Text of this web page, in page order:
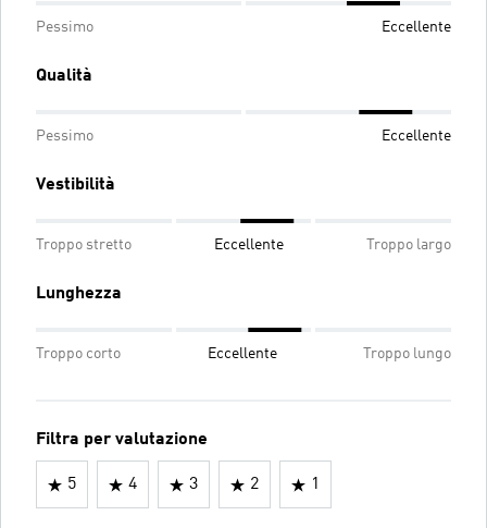
Pessimo Eccellente
Qualità
Pessimo Eccellente
Vestibilità
Troppo stretto Eccellente Troppo largo
Lunghezza
Troppo corto Eccellente Troppo lungo
Filtra per valutazione
5 4 3 2 1